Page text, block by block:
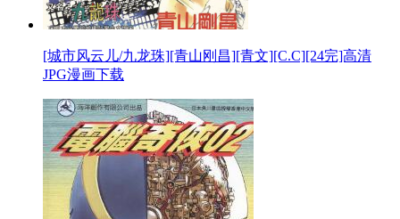
[城市风云儿/九龙珠][青山刚昌][青文][C.C][24完]高清
JPG漫画下载